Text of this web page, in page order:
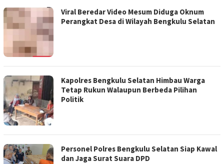
Viral Beredar Video Mesum Diduga Oknum
Perangkat Desa di Wilayah Bengkulu Selatan
Kapolres Bengkulu Selatan Himbau Warga
Tetap Rukun Walaupun Berbeda Pilihan
Politik
Personel Polres Bengkulu Selatan Siap Kawal
dan Jaga Surat Suara DPD